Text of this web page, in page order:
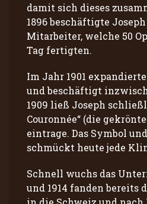
damit sich dieses
1896 beschäftigte
Mitarbeiter, welche 50
Tag fertigten.
Im Jahr 1901
und beschäftigt
1909 ließ Joseph
Couronnée“ (die
eintrage. Das Symbol
schmückt heute jede
Schnell wuchs das
und 1914 fanden bereits